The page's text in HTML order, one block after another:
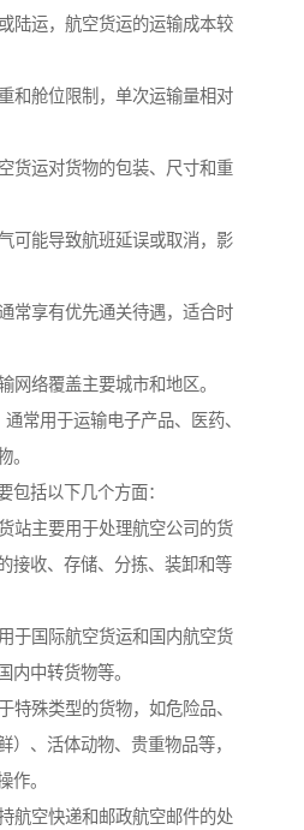
陆运，航空货运的运输成本较
和舱位限制，单次运输量相对
货运对货物的包装、尺寸和重
可能导致航班延误或取消，影
常享有优先通关待遇，适合时
网络覆盖主要城市和地区。
常用于运输电子产品、医药、
。
包括以下几个方面：
站主要用于处理航空公司的货
接收、存储、分拣、装卸和等
于国际航空货运和国内航空货
内中转货物等。
特殊类型的货物，如危险品、
）、活体动物、贵重物品等，
作。
航空快递和邮政航空邮件的处